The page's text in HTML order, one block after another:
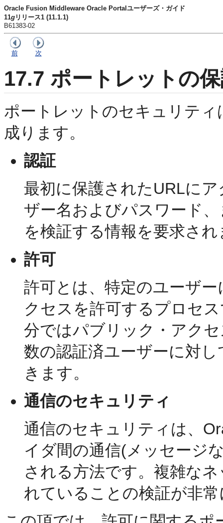
Oracle Fusion Middleware Oracle Portalユーザーズ・ガイド
11g リリース1 (11.1.1)
B61383-02
前 次
17.7 ポートレットの
ポートレットのセキュリテ
成ります。
認証
最初に保護されたURLに
ザー名およびパスワード
を検証する情報を要求され
許可
許可とは、特定のユーザ
クセスを許可するプロセ
分ではパブリック・アク
数の認証済ユーザーに対
きます。
通信のセキュリティ
通信のセキュリティは、
イダ間の通信(メッセージ
される方法です。複雑な
れていることの検証が非